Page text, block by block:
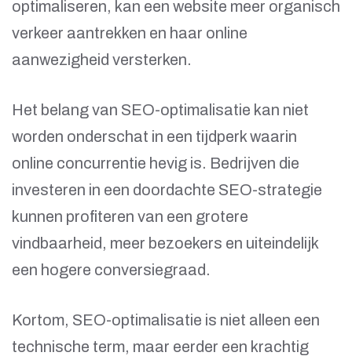
optimaliseren, kan een website meer organisch
verkeer aantrekken en haar online
aanwezigheid versterken.
Het belang van SEO-optimalisatie kan niet
worden onderschat in een tijdperk waarin
online concurrentie hevig is. Bedrijven die
investeren in een doordachte SEO-strategie
kunnen profiteren van een grotere
vindbaarheid, meer bezoekers en uiteindelijk
een hogere conversiegraad.
Kortom, SEO-optimalisatie is niet alleen een
technische term, maar eerder een krachtig